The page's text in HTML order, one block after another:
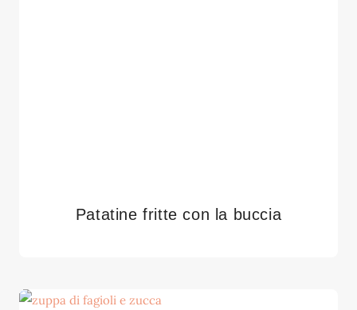
Patatine fritte con la buccia